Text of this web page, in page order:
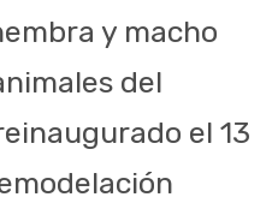
y macho
del
el 13